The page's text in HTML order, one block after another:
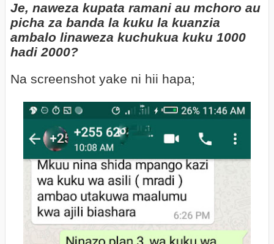
Je, naweza kupata ramani au mchoro au
picha za banda la kuku la kuanzia
ambalo linaweza kuchukua kuku 1000
hadi 2000?
Na screenshot yake ni hii hapa;